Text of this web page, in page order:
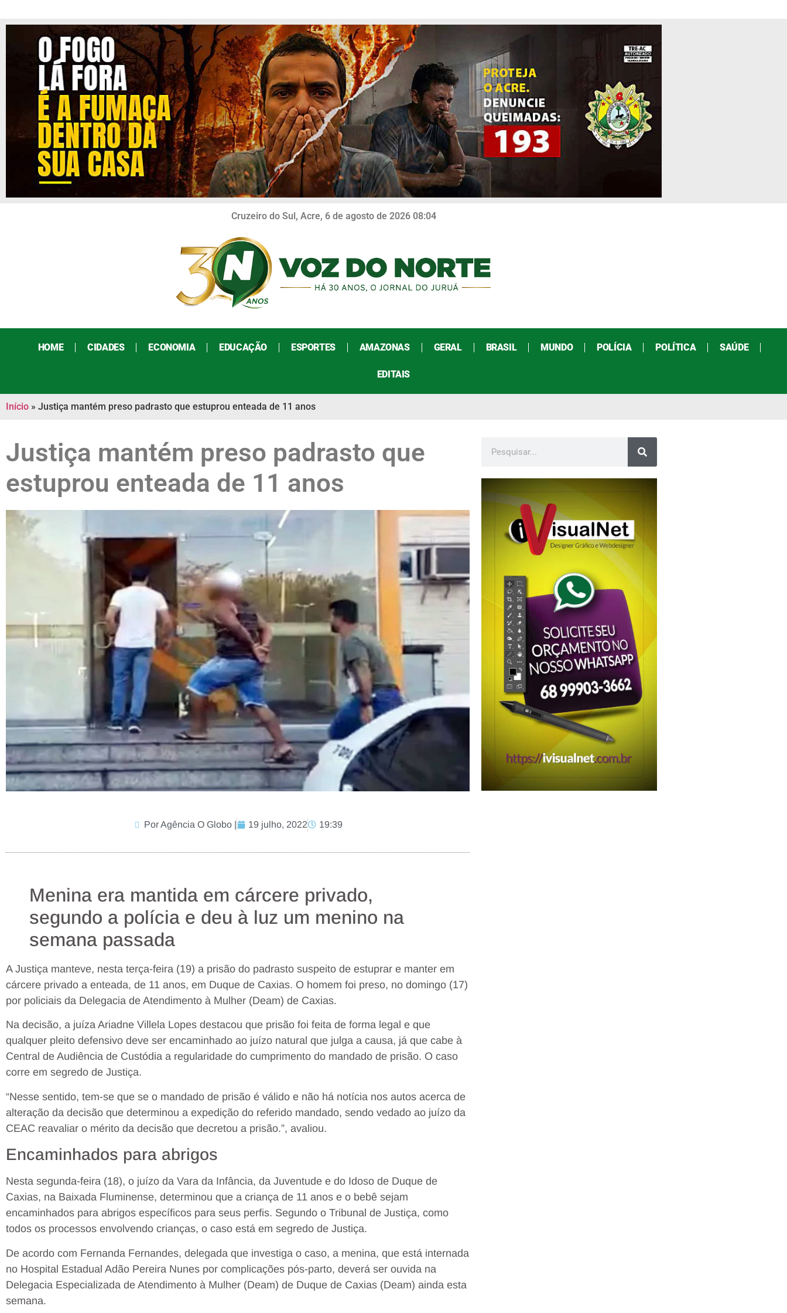
Cruzeiro do Sul, Acre, 6 de agosto de 2026 08:04
HOME CIDADES ECONOMIA EDUCAÇÃO ESPORTES AMAZONAS GERAL BRASIL MUNDO POLÍCIA POLÍTICA SAÚDE
EDITAIS
Início » Justiça mantém preso padrasto que estuprou enteada de 11 anos
Justiça mantém preso padrasto que
estuprou enteada de 11 anos
Por Agência O Globo | 19 julho, 2022 19:39
Menina era mantida em cárcere privado,
segundo a polícia e deu à luz um menino na
semana passada
A Justiça manteve, nesta terça-feira (19) a prisão do padrasto suspeito de estuprar e manter em
cárcere privado a enteada, de 11 anos, em Duque de Caxias. O homem foi preso, no domingo (17)
por policiais da Delegacia de Atendimento à Mulher (Deam) de Caxias.
Na decisão, a juíza Ariadne Villela Lopes destacou que prisão foi feita de forma legal e que
qualquer pleito defensivo deve ser encaminhado ao juízo natural que julga a causa, já que cabe à
Central de Audiência de Custódia a regularidade do cumprimento do mandado de prisão. O caso
corre em segredo de Justiça.
“Nesse sentido, tem-se que se o mandado de prisão é válido e não há notícia nos autos acerca de
alteração da decisão que determinou a expedição do referido mandado, sendo vedado ao juízo da
CEAC reavaliar o mérito da decisão que decretou a prisão.”, avaliou.
Encaminhados para abrigos
Nesta segunda-feira (18), o juízo da Vara da Infância, da Juventude e do Idoso de Duque de
Caxias, na Baixada Fluminense, determinou que a criança de 11 anos e o bebê sejam
encaminhados para abrigos específicos para seus perfis. Segundo o Tribunal de Justiça, como
todos os processos envolvendo crianças, o caso está em segredo de Justiça.
De acordo com Fernanda Fernandes, delegada que investiga o caso, a menina, que está internada
no Hospital Estadual Adão Pereira Nunes por complicações pós-parto, deverá ser ouvida na
Delegacia Especializada de Atendimento à Mulher (Deam) de Duque de Caxias (Deam) ainda esta
semana.